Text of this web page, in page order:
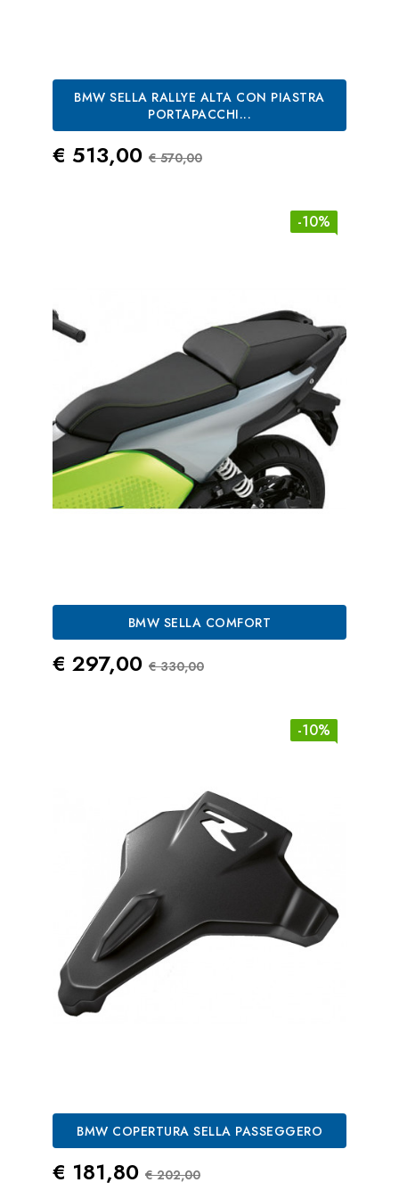
BMW SELLA RALLYE ALTA CON PIASTRA
PORTAPACCHI...
Prezzo
€ 513,00 Prezzo Standard
€ 570,00
-10%
BMW SELLA COMFORT
Prezzo
€ 297,00 Prezzo Standard
€ 330,00
-10%
BMW COPERTURA SELLA PASSEGGERO
Prezzo
€ 181,80 Prezzo Standard
€ 202,00